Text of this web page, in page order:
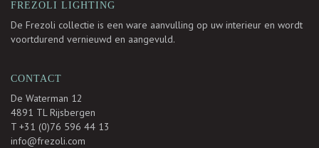
FREZOLI LIGHTING
De Frezoli collectie is een ware aanvulling op uw interieur en wordt
voortdurend vernieuwd en aangevuld.
CONTACT
De Waterman 12
4891 TL Rijsbergen
T +31 (0)76 596 44 13
info@frezoli.com